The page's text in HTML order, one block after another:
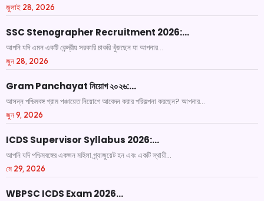
জুলাই 28, 2026
SSC Stenographer Recruitment 2026:…
আপনি যদি এমন একটি কেন্দ্রীয় সরকারি চাকরি খুঁজছেন যা আপনার...
জুন 28, 2026
Gram Panchayat নিয়োগ ২০২৬:…
আসন্ন পশ্চিমবঙ্গ গ্রাম পঞ্চায়েত নিয়োগে আবেদন করার পরিকল্পনা করছেন? আপনার...
জুন 9, 2026
ICDS Supervisor Syllabus 2026:…
আপনি যদি পশ্চিমবঙ্গের একজন মহিলা গ্র্যাজুয়েট হন এবং একটি স্থায়ী...
মে 29, 2026
WBPSC ICDS Exam 2026…